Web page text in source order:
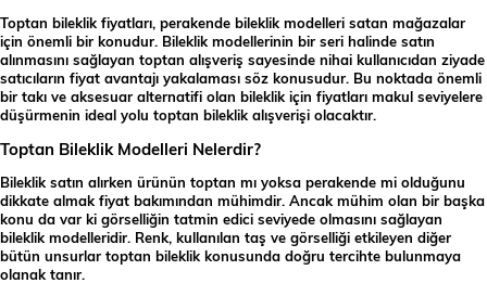
Toptan bileklik fiyatları, perakende bileklik modelleri satan mağazalar
için önemli bir konudur. Bileklik modellerinin bir seri halinde satın
alınmasını sağlayan toptan alışveriş sayesinde nihai kullanıcıdan ziyade
satıcıların fiyat avantajı yakalaması söz konusudur. Bu noktada önemli
bir takı ve aksesuar alternatifi olan bileklik için fiyatları makul seviyelere
düşürmenin ideal yolu toptan bileklik alışverişi olacaktır.
Toptan Bileklik Modelleri Nelerdir?
Bileklik satın alırken ürünün toptan mı yoksa perakende mi olduğunu
dikkate almak fiyat bakımından mühimdir. Ancak mühim olan bir başka
konu da var ki görselliğin tatmin edici seviyede olmasını sağlayan
bileklik modelleridir. Renk, kullanılan taş ve görselliği etkileyen diğer
bütün unsurlar toptan bileklik konusunda doğru tercihte bulunmaya
olanak tanır.